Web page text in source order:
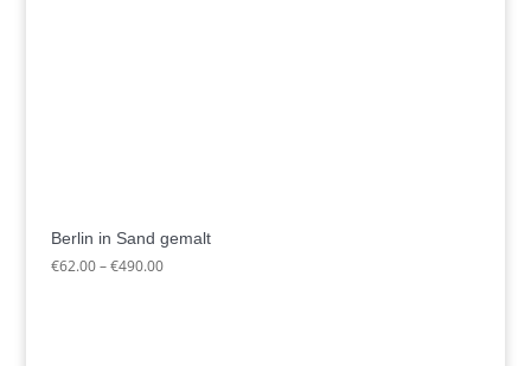
Berlin in Sand gemalt
€62.00 –€490.00Preisspanne: